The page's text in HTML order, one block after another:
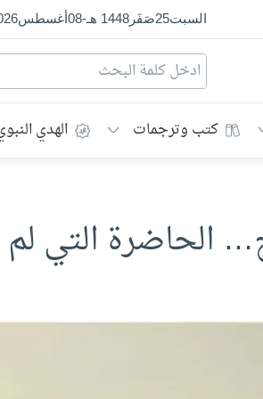
السبت25صَفَر1448 هـ -
08أغسطس
كتب وترجمات الهدي
الحاضرة التي لم